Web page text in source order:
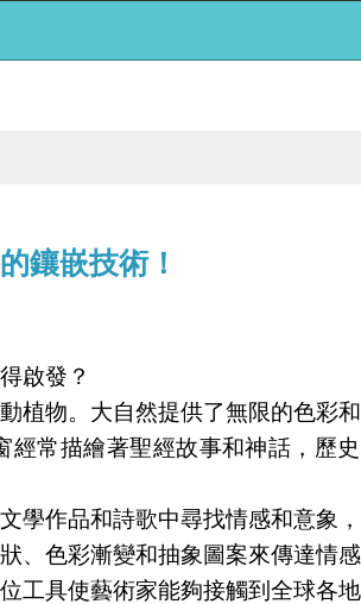
鑲嵌技術！
啟發？
物。大自然提供了無限的色彩
經常描繪著聖經故事和神話，歷
作品和詩歌中尋找情感和意象
色彩漸變和抽象圖案來傳達情
具使藝術家能夠接觸到全球各